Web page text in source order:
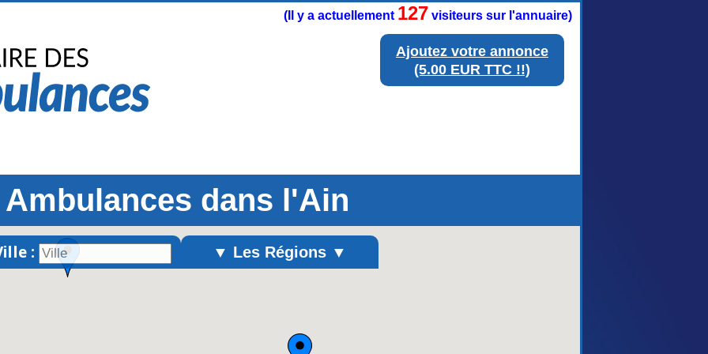
Ajoutez votre annonce
(5.00 EUR TTC !!)
(Il y a actuellement 127 visiteurs sur l'annuaire)
Ambulances dans l'Ain
: ▼ Les Régions ▼